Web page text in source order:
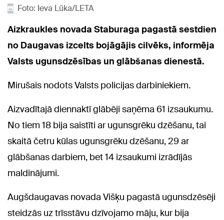
Foto: Ieva Lūka/LETA
Aizkraukles novada Staburaga pagastā sestdien
no Daugavas izcelts bojāgājis cilvēks, informēja
Valsts ugunsdzēsības un glābšanas dienestā.
Mirušais nodots Valsts policijas darbiniekiem.
Aizvadītajā diennaktī glābēji saņēma 61 izsaukumu.
No tiem 18 bija saistīti ar ugunsgrēku dzēšanu, tai
skaitā četru kūlas ugunsgrēku dzēšanu, 29 ar
glābšanas darbiem, bet 14 izsaukumi izrādījās
maldinājumi.
Augšdaugavas novada Višķu pagastā ugunsdzēsēji
steidzās uz trīsstāvu dzīvojamo māju, kur bija